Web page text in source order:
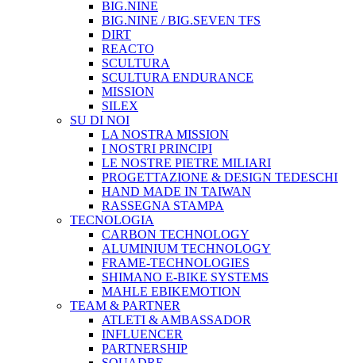
BIG.NINE
BIG.NINE / BIG.SEVEN TFS
DIRT
REACTO
SCULTURA
SCULTURA ENDURANCE
MISSION
SILEX
SU DI NOI
LA NOSTRA MISSION
I NOSTRI PRINCIPI
LE NOSTRE PIETRE MILIARI
PROGETTAZIONE & DESIGN TEDESCHI
HAND MADE IN TAIWAN
RASSEGNA STAMPA
TECNOLOGIA
CARBON TECHNOLOGY
ALUMINIUM TECHNOLOGY
FRAME-TECHNOLOGIES
SHIMANO E-BIKE SYSTEMS
MAHLE EBIKEMOTION
TEAM & PARTNER
ATLETI & AMBASSADOR
INFLUENCER
PARTNERSHIP